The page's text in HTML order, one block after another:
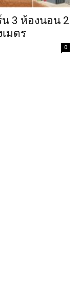
3 ห้องนอน 2
มตร
0